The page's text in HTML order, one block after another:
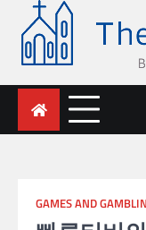
content
The Word of
Blogs for Faith and Hope
GAMES AND